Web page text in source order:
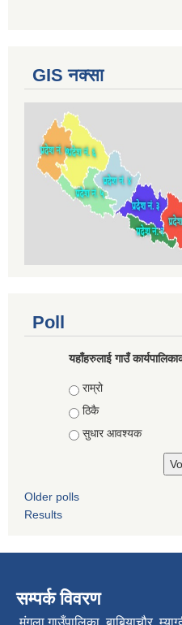
GIS नक्सा
Poll
यहाँहरुलाई गाउँ
Choices
राम्रो
ठिकै
सुधार आवश्यक
Older polls
Results
सम्पर्क विवरण